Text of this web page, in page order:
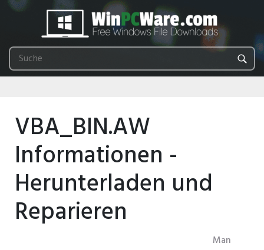
VBA_BIN.AW
Informationen -
Herunterladen und
Reparieren
Man